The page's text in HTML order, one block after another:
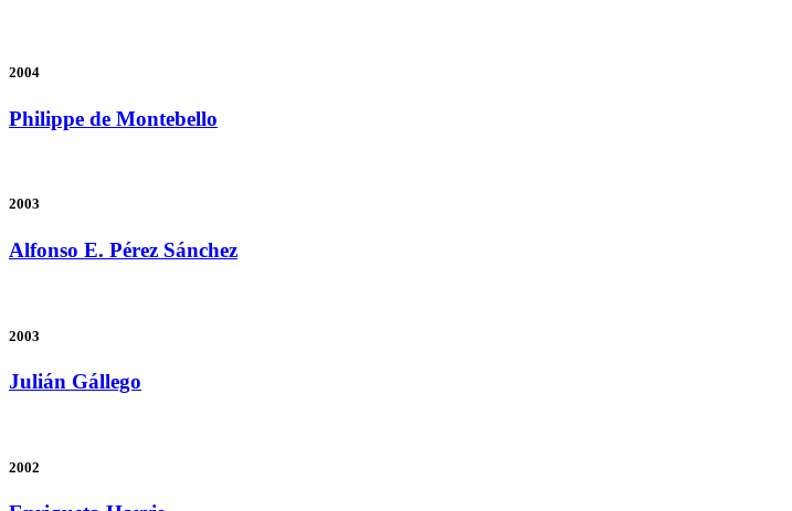
2004
Philippe de Montebello
2003
Alfonso E. Pérez Sánchez
2003
Julián Gállego
2002